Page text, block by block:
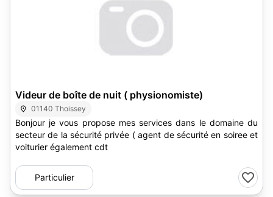
Videur de boîte de nuit ( physionomiste)
01140 Thoissey
Bonjour je vous propose mes services dans le domaine du
secteur de la sécurité privée ( agent de sécurité en soiree et
voiturier également cdt
Particulier